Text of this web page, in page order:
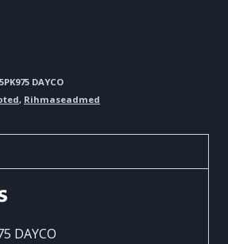
DAYCO
, Rihmaseadmed
DAYCO